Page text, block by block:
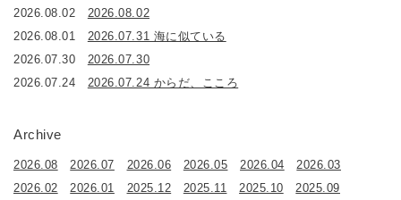
2026.08.02
2026.08.02
2026.08.01
2026.07.31 海に似ている
2026.07.30
2026.07.30
2026.07.24
2026.07.24 からだ、こころ
Archive
2026.08 2026.07 2026.06 2026.05 2026.04
2026.03
2026.02
2026.01 2025.12 2025.11 2025.10 2025.09